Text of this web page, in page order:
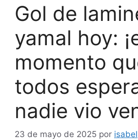
Gol de
yamal hoy:
momento
todos
nadie vio
23 de mayo de 2025 por isabel